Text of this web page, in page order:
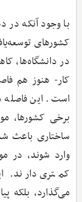
با وجود آنکه
کشورهای
در دانشگاه‌ها،
کار- هنوز هم
است. این
برخی کشورها،
ساختاری باعث
وارد شوند، در
کمتری دارند.
می‌گذارد، بلکه